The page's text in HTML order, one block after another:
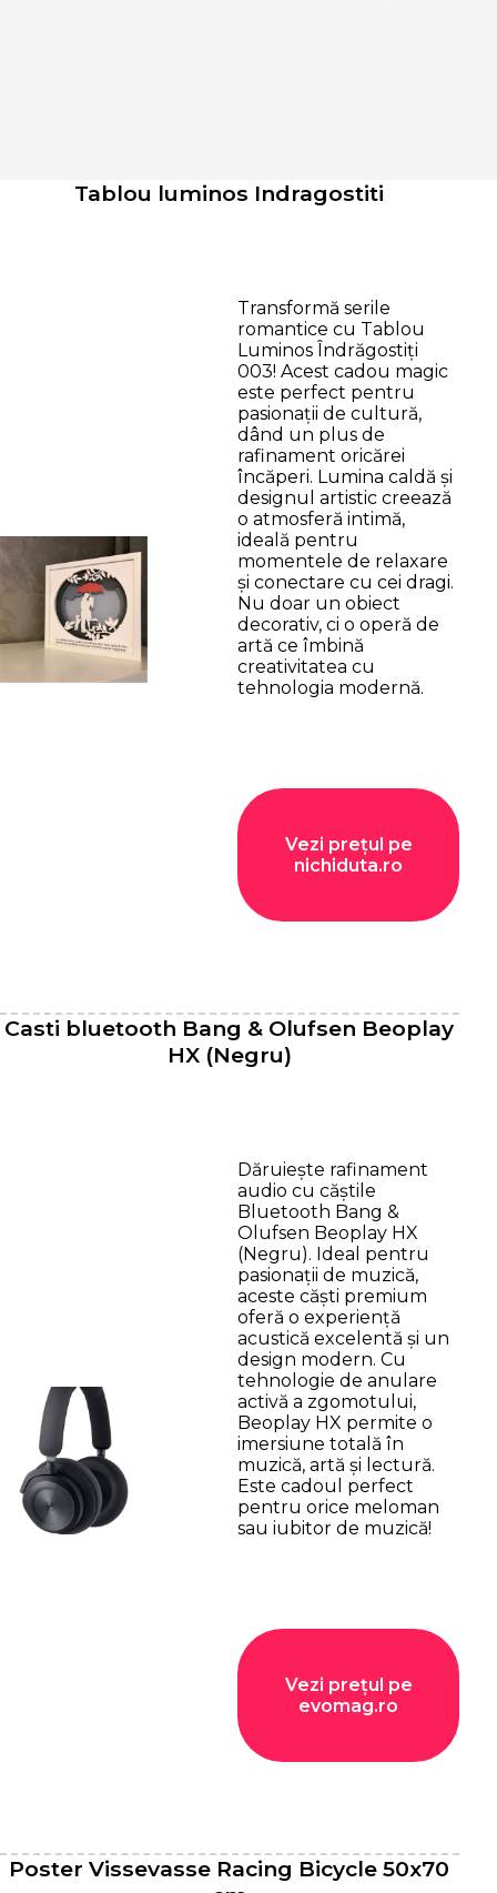
Tablou luminos Indragostiti
Transformă serile
romantice cu Tablou
Luminos Îndrăgostiți
003! Acest cadou magic
este perfect pentru
pasionații de cultură,
dând un plus de
rafinament oricărei
încăperi. Lumina caldă și
designul artistic creează
o atmosferă intimă,
ideală pentru
momentele de relaxare
și conectare cu cei dragi.
Nu doar un obiect
decorativ, ci o operă de
artă ce îmbină
creativitatea cu
tehnologia modernă.
Vezi prețul pe
nichiduta.ro
Casti bluetooth Bang & Olufsen Beoplay
HX (Negru)
Dăruiește rafinament
audio cu căștile
Bluetooth Bang &
Olufsen Beoplay HX
(Negru). Ideal pentru
pasionații de muzică,
aceste căști premium
oferă o experiență
acustică excelentă și un
design modern. Cu
tehnologie de anulare
activă a zgomotului,
Beoplay HX permite o
imersiune totală în
muzică, artă și lectură.
Este cadoul perfect
pentru orice meloman
sau iubitor de muzică!
Vezi prețul pe
evomag.ro
Poster Vissevasse Racing Bicycle 50x70